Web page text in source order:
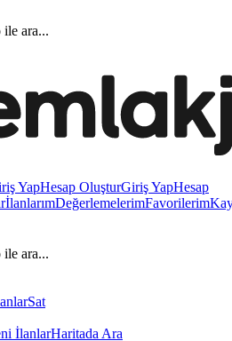
ara...
YapHesap OluşturGiriş YapHesap
İlanlarımDeğerlemelerimFavorilerim
ara...
Sat
İlanlarHaritada Ara